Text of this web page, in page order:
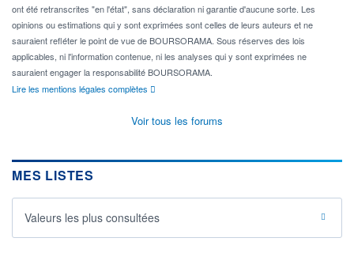
ont été retranscrites "en l'état", sans déclaration ni garantie d'aucune sorte. Les
opinions ou estimations qui y sont exprimées sont celles de leurs auteurs et ne
sauraient refléter le point de vue de BOURSORAMA. Sous réserves des lois
applicables, ni l'information contenue, ni les analyses qui y sont exprimées ne
sauraient engager la responsabilité BOURSORAMA.
Lire les mentions légales complètes
Voir tous les forums
MES LISTES
Valeurs les plus consultées